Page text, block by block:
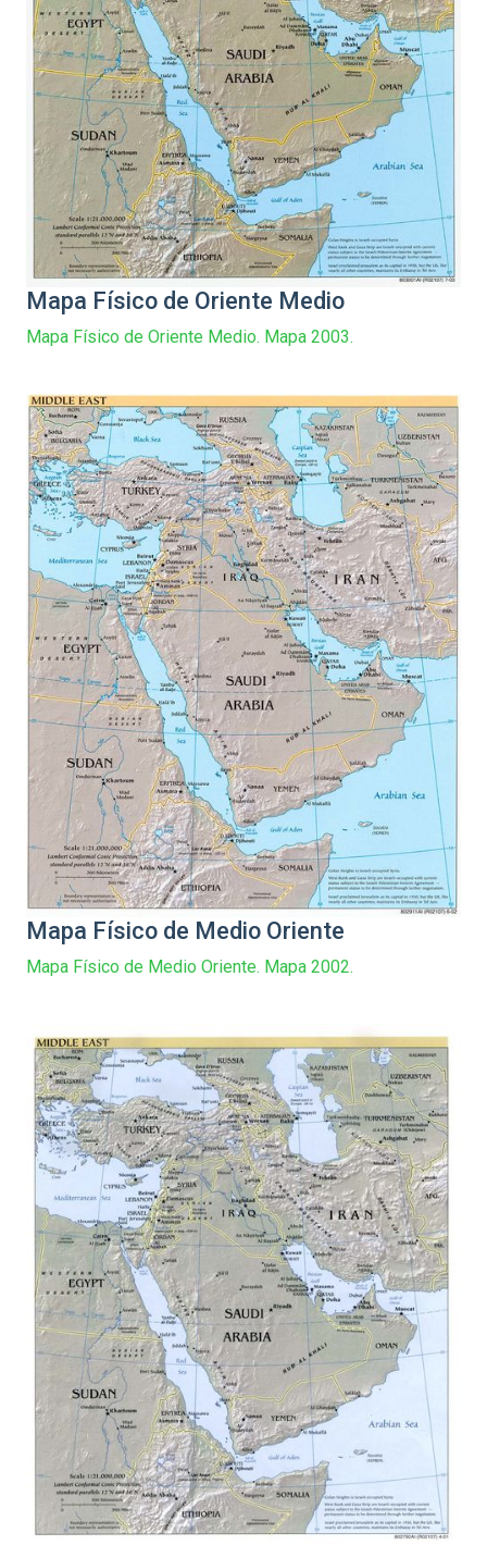
Mapa Físico de Oriente Medio
Mapa Físico de Oriente Medio. Mapa 2003.
Mapa Físico de Medio Oriente
Mapa Físico de Medio Oriente. Mapa 2002.